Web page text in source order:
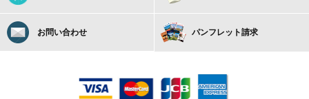
お問い合わせ パンフレット請求